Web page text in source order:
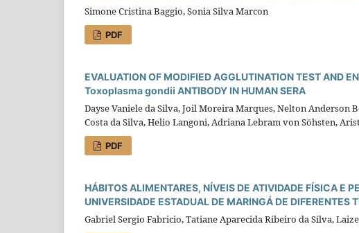
Simone Cristina Baggio, Sonia Silva Marcon
PDF
EVALUATION OF MODIFIED AGGLUTINATION TEST AND
Toxoplasma gondii ANTIBODY IN HUMAN SERA
Dayse Vaniele da Silva, Joil Moreira Marques, Nelton Anderson
Costa da Silva, Helio Langoni, Adriana Lebram von Söhsten,
PDF
HÁBITOS ALIMENTARES, NÍVEIS DE ATIVIDADE FÍSICA E
UNIVERSIDADE ESTADUAL DE MARINGÁ DE DIFERENTES
Gabriel Sergio Fabricio, Tatiane Aparecida Ribeiro da Silva,